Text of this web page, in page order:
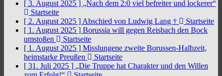
[ 3. August 2025 ] „Nach dem 2:0 viel befreiter und lockerer“
Startseite
[ 2. August 2025 ] Abschied von Ludwig Lang †
Startseite
[ 1. August 2025 ] Borussia will gegen Reisbach den Bock
umstoßen
Startseite
[ 1. August 2025 ] Misslungene zweite Borussen-Halbzeit,
heimstarke Preußen
Startseite
[ 31. Juli 2025 ] „Die Truppe hat Charakter und den Willen